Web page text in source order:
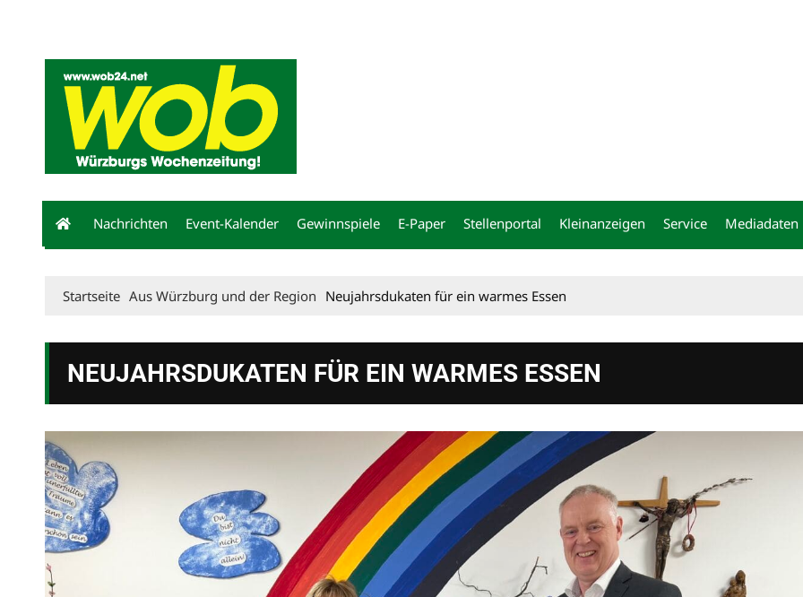
Nachrichten Event-Kalender Gewinnspiele E-Paper Stellenportal Kleinanzeigen Service Mediadaten
Startseite Aus Würzburg und der Region Neujahrsdukaten für ein warmes Essen
NEUJAHRSDUKATEN FÜR EIN WARMES ESSEN